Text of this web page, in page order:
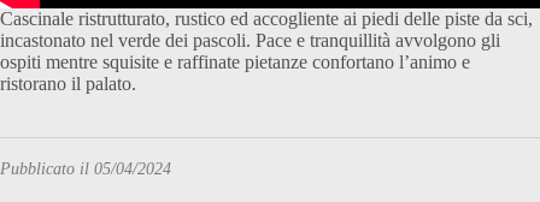
Cascinale ristrutturato, rustico ed accogliente ai piedi delle piste da sci,
incastonato nel verde dei pascoli. Pace e tranquillità avvolgono gli
ospiti mentre squisite e raffinate pietanze confortano l’animo e
ristorano il palato.
Pubblicato il 05/04/2024